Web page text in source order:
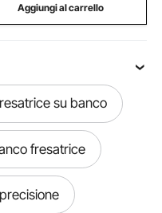
Aggiungi al carrello
su banco
fresatrice